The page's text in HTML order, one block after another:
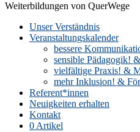
Weiterbildungen von QuerWege
Unser Verständnis
Veranstaltungskalender
bessere
sensible Pädagogik!
vielfältige Praxis! &
mehr Inklusion! &
Referent*innen
Neuigkeiten erhalten
Kontakt
0 Artikel